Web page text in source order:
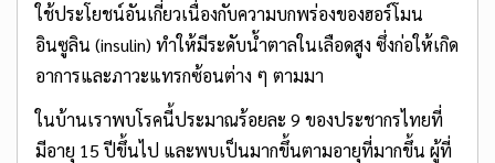
ใช้ประโยชน์อันเกี่ยวเนื่องกับความบกพร่องของฮอร์โมน
อินซูลิน (insulin) ทำให้มีระดับน้ำตาลในเลือดสูง ซึ่งก่อให้เกิด
อาการและภาวะแทรกซ้อนต่าง ๆ ตามมา
ในบ้านเราพบโรคนี้ประมาณร้อยละ 9 ของประชากรไทยที่
มีอายุ 15 ปีขึ้นไป และพบเป็นมากขึ้นตามอายุที่มากขึ้น ผู้ที่